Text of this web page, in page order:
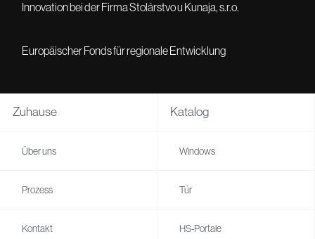
Innovation bei der Firma Stolárstvo u Kunaja, s.r.o.
Europäischer Fonds für regionale Entwicklung
Zuhause
Über uns
Prozess
Kontakt
Katalog
Windows
Tür
HS-Portale